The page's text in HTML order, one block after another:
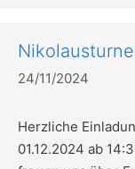
24/11/2024
Herzliche
01.12.2024 ab